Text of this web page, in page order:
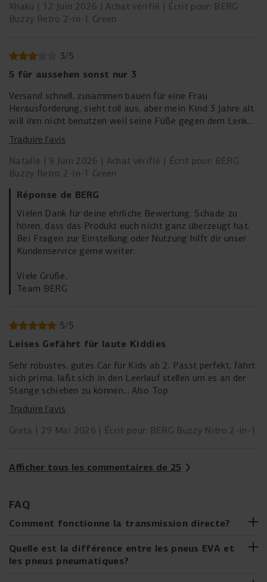
Xhaku
12 Juin 2026 Achat vérifié
Écrit pour: BERG
Buzzy Retro 2-in-1 Green
3/5
5 für aussehen sonst nur 3
Versand schnell, zusammen bauen für eine Frau
Herausforderung, sieht toll aus, aber mein Kind 3 Jahre alt
will ihm nicht benutzen weil seine Füße gegen dem Lenker
stoßen aber der lässt sich nicht hoch heben. Wenn der
Sessel zu weit stellt dann sitzt er falsch.Der Lenker für
Eltern ist auch nicht der Hit, unpraktisch. Steht jetzt Rum.
Also alles zusammen gebe ich 3 Sterne, hat mich und mein
Traduire l’avis
Natalie
9 Juin 2026 Achat vérifié
Écrit pour: BERG
Buzzy Retro 2-in-1 Green
Réponse de BERG
Vielen Dank für deine ehrliche Bewertung. Schade zu
hören, dass das Produkt euch nicht ganz überzeugt hat.
Bei Fragen zur Einstellung oder Nutzung hilft dir unser
Kundenservice gerne weiter.
Viele Grüße,
Team BERG
5/5
Leises Gefährt für laute Kiddies
Sehr robustes, gutes Car für Kids ab 2. Passt perfekt, fährt
sich prima, läßt sich in den Leerlauf stellen um es an der
Stange schieben zu können... Also Top
Traduire l’avis
Greta
29 Mai 2026 Écrit pour: BERG Buzzy Nitro 2-in-1
Afficher tous les commentaires de 25
FAQ
Comment fonctionne la transmission directe?
Avec la transmission directe, le pédalier est relié
directement à l'essieu arrière par une chaîne. Cela signifie
que les pédales bougent toujours lorsque le kart roule, et
que tu peux freiner en arrêtant de pédaler. C'est une façon
Quelle est la différence entre les pneus EVA et
les pneus pneumatiques?
pneus EVA (éthylène-acétate de vinyle)
sont des